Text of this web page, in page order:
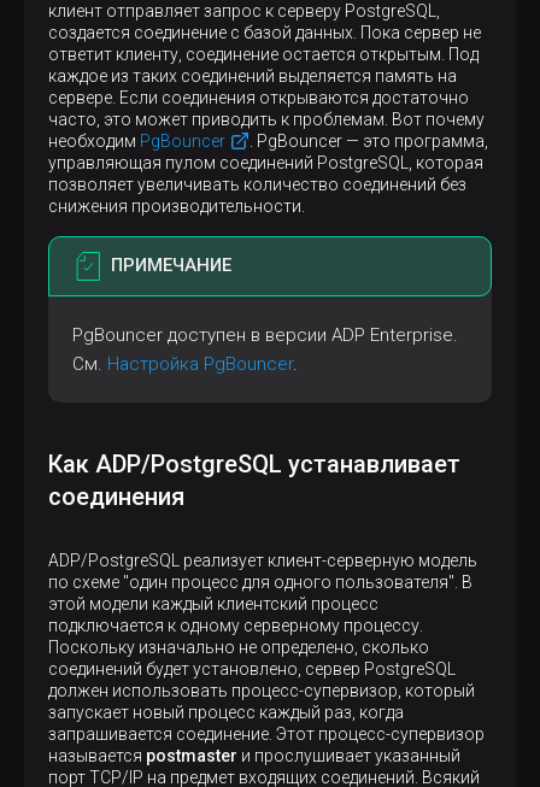
клиент отправляет запрос к серверу PostgreSQL,
создается соединение с базой данных. Пока сервер не
ответит клиенту, соединение остается открытым. Под
каждое из таких соединений выделяется память на
сервере. Если соединения открываются достаточно
часто, это может приводить к проблемам. Вот почему
необходим PgBouncer
. PgBouncer — это программа,
управляющая пулом соединений PostgreSQL, которая
позволяет увеличивать количество соединений без
снижения производительности.
ПРИМЕЧАНИЕ
PgBouncer доступен в версии ADP Enterprise.
См. Настройка PgBouncer.
Как ADP/PostgreSQL устанавливает
соединения
ADP/PostgreSQL реализует клиент-серверную модель
по схеме "один процесс для одного пользователя". В
этой модели каждый клиентский процесс
подключается к одному серверному процессу.
Поскольку изначально не определено, сколько
соединений будет установлено, сервер PostgreSQL
должен использовать процесс-супервизор, который
запускает новый процесс каждый раз, когда
запрашивается соединение. Этот процесс-супервизор
называется postmaster и прослушивает указанный
порт TCP/IP на предмет входящих соединений. Всякий